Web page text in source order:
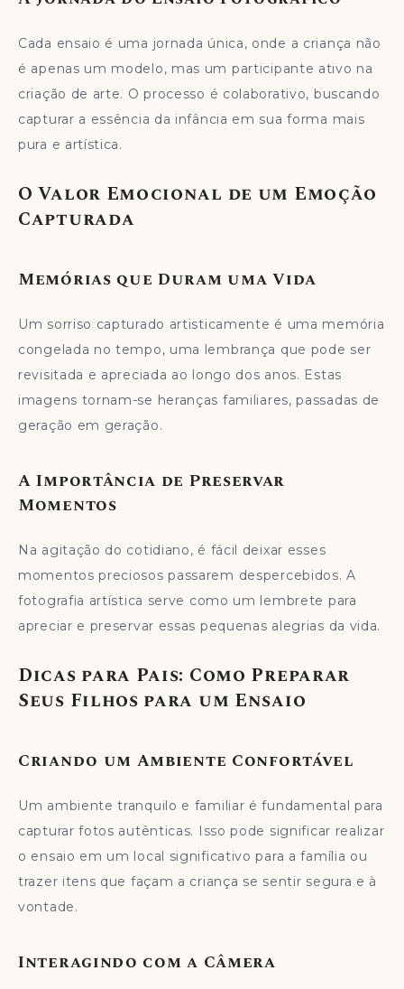
Cada ensaio é uma jornada única, onde a criança não
é apenas um modelo, mas um participante ativo na
criação de arte. O processo é colaborativo, buscando
capturar a essência da infância em sua forma mais
pura e artística.
O Valor Emocional de um Emoção
Capturada
Memórias que Duram uma Vida
Um sorriso capturado artisticamente é uma memória
congelada no tempo, uma lembrança que pode ser
revisitada e apreciada ao longo dos anos. Estas
imagens tornam-se heranças familiares, passadas de
geração em geração.
A Importância de Preservar
Momentos
Na agitação do cotidiano, é fácil deixar esses
momentos preciosos passarem despercebidos. A
fotografia artística serve como um lembrete para
apreciar e preservar essas pequenas alegrias da vida.
Dicas para Pais: Como Preparar
Seus Filhos para um Ensaio
Criando um Ambiente Confortável
Um ambiente tranquilo e familiar é fundamental para
capturar fotos autênticas. Isso pode significar realizar
o ensaio em um local significativo para a família ou
trazer itens que façam a criança se sentir segura e à
vontade.
Interagindo com a Câmera